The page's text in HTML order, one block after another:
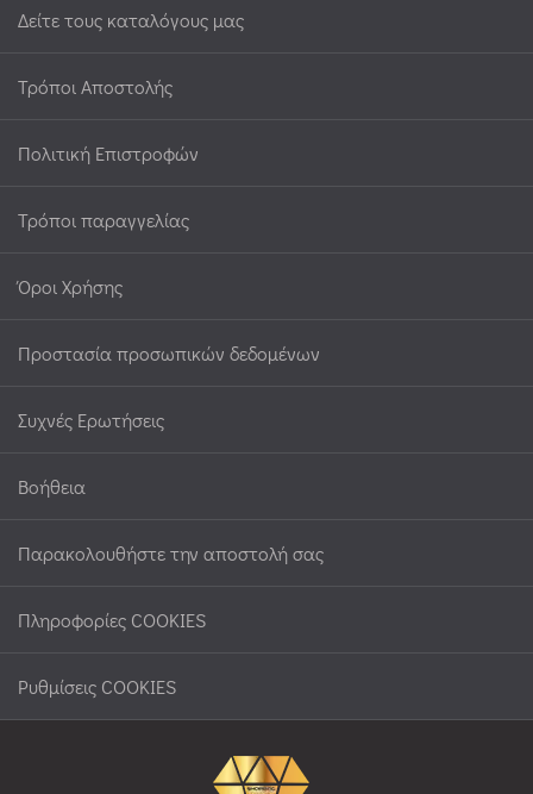
Δείτε τους καταλόγους μας
Τρόποι Αποστολής
Πολιτική Επιστροφών
Τρόποι παραγγελίας
Όροι Χρήσης
Προστασία προσωπικών δεδομένων
Συχνές Ερωτήσεις
Βοήθεια
Παρακολουθήστε την αποστολή σας
Πληροφορίες COOKIES
Ρυθμίσεις COOKIES